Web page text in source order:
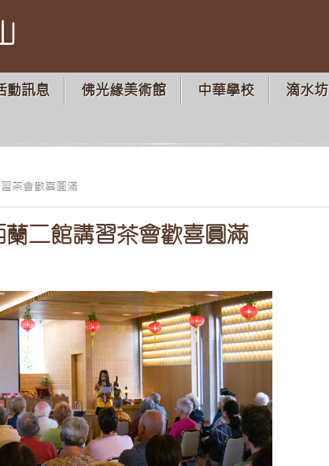
動訊息 佛光緣美術館 中華學校 滴水坊
茶會歡喜圓滿
二館講習茶會歡喜圓滿